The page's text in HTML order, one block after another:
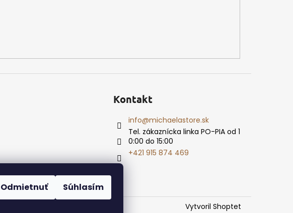
Odmietnuť Súhlasím
Kontakt
info@michaelastore.sk
Tel. zákaznícka linka PO-PIA od 1
0:00 do 15:00
+421 915 874 469
Vytvoril Shoptet